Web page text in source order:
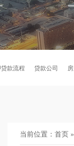
款流程 贷款公司
当前位置： 首页 »